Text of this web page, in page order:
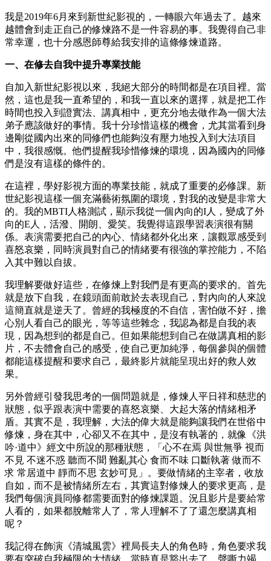
我是2019年6月來到新世紀影視的，一轉眼六年過去了。越來
越體會到走正自己的修煉路不是一件容易的事。我覺得自己非
常幸運，也十分感恩師尊給我安排的這條修煉道路。
一、在修去自我中提升專業技能
自加入新世紀影視以來，我絕大部分的時間都是在項目裡。當
然，這也是我一直希望的，和我一直以來的選擇，就是把工作
時間也投入到證實法、講真相中，更充分地去做作為一個大法
弟子應該做好的事情。我十分珍惜這樣的機會，尤其當看到身
邊剛從國內出來的同修們也能夠沒有壓力地投入到大法項目
中，我很感慨。他們提醒我珍惜修煉的環境，因為國內的同修
們是沒有這樣的條件的。
在這裡，學好影視方面的專業技能，就成了重要的必修課。新
世紀影視這樣一個充滿藝術氛圍的環境，對我的改變是非常大
的。我的MBTI人格測試，顯示我從一個內向的I人，變成了外
向的E人，活潑、開朗、愛笑。我覺得這跟學習表演很有關
係。表演需要把自己的內心、情緒都外化出來，讓觀眾感受到
喜怒哀樂，同時演員對自己的情緒要有很強的掌控能力，不陷
入其中難以自拔。
我理解要做好這些，在修煉上對我們是有更高的要求的。首先
就是放下自我，在鏡頭面前敢於去表現自己，對內向的人來說
這簡直就是逆天了。曾經的我極度的不自信，害怕做不好，擔
心別人看自己的眼光，等等這些雜念，我認為都是自我的表
現，因為想到的都是自己。但如果能想到自己在做講真相的影
片，不去體會自己的感受，使自己更加純淨，每個參與的個體
都能這樣提醒和要求自己，最終影片就能呈現出好的救人效
果。
另外曾經引發我思考的一個問題就是，修煉人平日祥和慈悲的
狀態，似乎跟表演中需要的喜怒哀樂、大起大落的情緒相矛
盾。其實不是，我理解，大法的偉大就是能夠讓我們在世俗中
修煉，身在其中，心卻又不在其中，是沒有執著的，就像《洪
吟·道中》經文中所說的那種狀態，「心不在焉 與世無爭 視而
不見 不迷不惑 聽而不聞 難亂其心 食而不味 口斷執著 做而不
求 常居道中 靜而不思 玄妙可見」。要做情緒的主宰者，收放
自如，而不是被情緒所左右，其實這對修煉人的要求更高，是
我們每個演員同修都需要面對的修煉課題。況且影片是要給常
人看的，如果都脫離常人了，常人理解不了了還怎麼講真相
呢？
我記得在飾演《清城風雲》裡局長夫人的角色時，角色要求我
要有突破自我極限的大情緒。當時真是豁出去了，聲嘶力竭，